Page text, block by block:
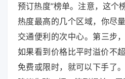
预订热度”榜单。注意，这
热度最高的几个区域，你尽
交通便利的次中心。第三步
如果看到价格比平时溢价不
免费或限时，就可以下手了